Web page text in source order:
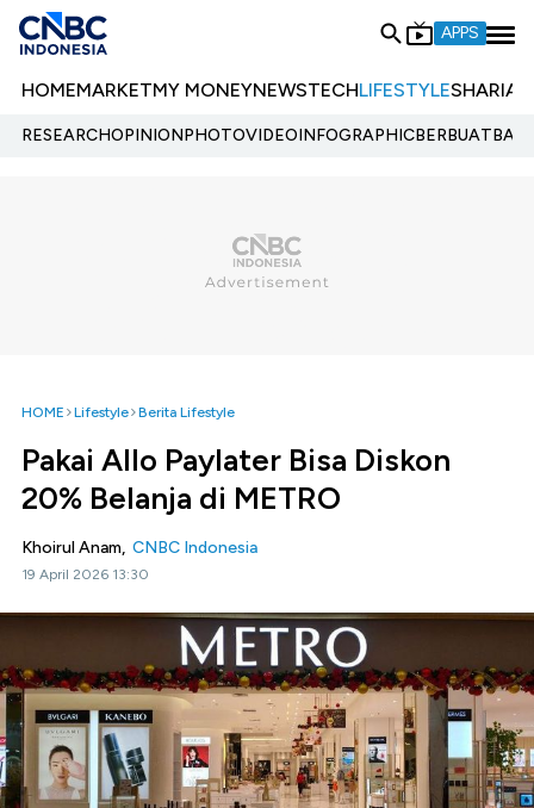
APPS
HOMEMARKETMY MONEYNEWSTECHLIFESTYLESHARIA
RESEARCHOPINIONPHOTOVIDEOINFOGRAPHIC
HOME Lifestyle Berita Lifestyle
Pakai Allo Paylater Bisa Diskon
20% Belanja di METRO
Khoirul Anam, CNBC Indonesia
19 April 2026 13:30